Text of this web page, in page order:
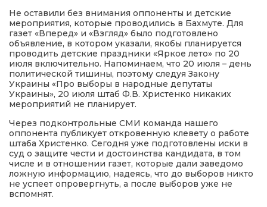
Не оставили без внимания оппоненты и детские
мероприятия, которые проводились в Бахмуте. Для
газет «Вперед» и «Взгляд» было подготовлено
объявление, в котором указали, якобы планируется
проводить детские праздники «Яркое лето» по 20
июля включительно. Напоминаем, что 20 июля – день
политической тишины, поэтому следуя Закону
Украины «Про выборы в народные депутаты
Украины», 20 июля штаб Ф.В. Христенко никаких
мероприятий не планирует.
Через подконтрольные СМИ команда нашего
оппонента публикует откровенную клевету о работе
штаба Христенко. Сегодня уже подготовлены иски в
суд о защите чести и достоинства кандидата, в том
числе и в отношении газет, которые дали заведомо
ложную информацию, надеясь, что до выборов никто
не успеет опровергнуть, а после выборов уже не
вспомнят.